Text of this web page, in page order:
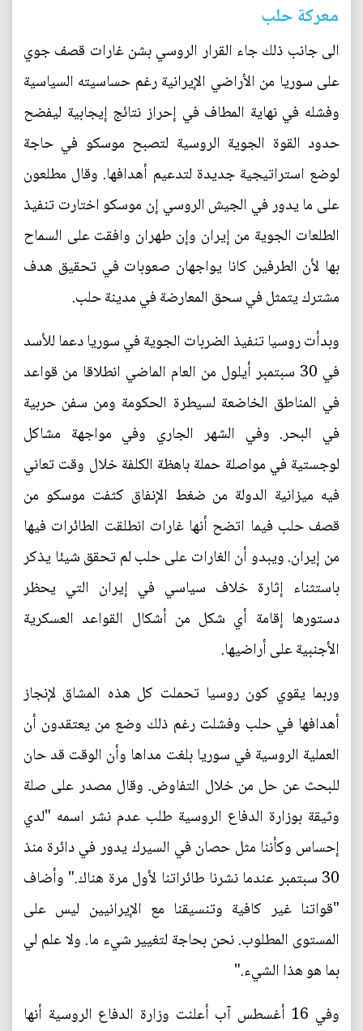
معركة حلب
الى جانب ذلك جاء القرار الروسي بشن غارات قصف جوي
على سوريا من الأراضي الإيرانية رغم حساسيته السياسية
وفشله في نهاية المطاف في إحراز نتائج إيجابية ليفضح
حدود القوة الجوية الروسية لتصبح موسكو في حاجة
لوضع استراتيجية جديدة لتدعيم أهدافها. وقال مطلعون
على ما يدور في الجيش الروسي إن موسكو اختارت تنفيذ
الطلعات الجوية من إيران وإن طهران وافقت على السماح
بها لأن الطرفين كانا يواجهان صعوبات في تحقيق هدف
مشترك يتمثل في سحق المعارضة في مدينة حلب.
وبدأت روسيا تنفيذ الضربات الجوية في سوريا دعما للأسد
في 30 سبتمبر أيلول من العام الماضي انطلاقا من قواعد
في المناطق الخاضعة لسيطرة الحكومة ومن سفن حربية
في البحر. وفي الشهر الجاري وفي مواجهة مشاكل
لوجستية في مواصلة حملة باهظة الكلفة خلال وقت تعاني
فيه ميزانية الدولة من ضغط الإنفاق كثفت موسكو من
قصف حلب فيما اتضح أنها غارات انطلقت الطائرات فيها
من إيران. ويبدو أن الغارات على حلب لم تحقق شيئا يذكر
باستثناء إثارة خلاف سياسي في إيران التي يحظر
دستورها إقامة أي شكل من أشكال القواعد العسكرية
الأجنبية على أراضيها.
وربما يقوي كون روسيا تحملت كل هذه المشاق لإنجاز
أهدافها في حلب وفشلت رغم ذلك وضع من يعتقدون أن
العملية الروسية في سوريا بلغت مداها وأن الوقت قد حان
للبحث عن حل من خلال التفاوض. وقال مصدر على صلة
وثيقة بوزارة الدفاع الروسية طلب عدم نشر اسمه "لدي
إحساس وكأننا مثل حصان في السيرك يدور في دائرة منذ
30 سبتمبر عندما نشرنا طائراتنا لأول مرة هناك." وأضاف
"قواتنا غير كافية وتنسيقنا مع الإيرانيين ليس على
المستوى المطلوب. نحن بحاجة لتغيير شيء ما. ولا علم لي
بما هو هذا الشيء."
وفي 16 أغسطس آب أعلنت وزارة الدفاع الروسية أنها